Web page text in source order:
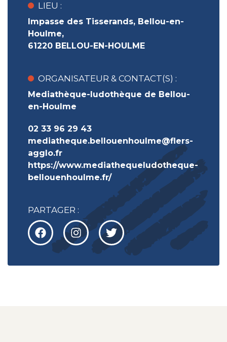
LIEU :
Impasse des Tisserands, Bellou-en-
Houlme,
61220 BELLOU-EN-HOULME
ORGANISATEUR & CONTACT(S) :
Mediathèque-ludothèque de Bellou-
en-Houlme
02 33 96 29 43
mediatheque.bellouenhoulme@flers-
agglo.fr
https://www.mediathequeludotheque-
bellouenhoulme.fr/
PARTAGER :